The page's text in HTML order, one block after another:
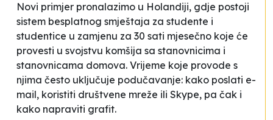
Novi primjer pronalazimo u Holandiji, gdje postoji
sistem besplatnog smještaja za studente i
studentice u zamjenu za 30 sati mjesečno koje će
provesti u svojstvu komšija sa stanovnicima i
stanovnicama domova. Vrijeme koje provode s
njima često uključuje podučavanje: kako poslati e-
mail, koristiti društvene mreže ili Skype, pa čak i
kako napraviti grafit.